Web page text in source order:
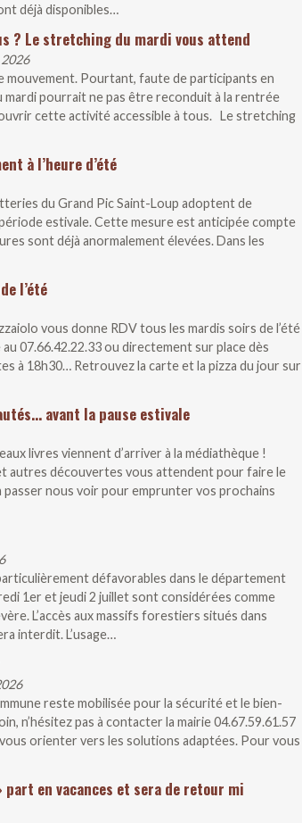
déjà disponibles…
? Le stretching du mardi vous attend
mouvement. Pourtant, faute de participants en
pourrait ne pas être reconduit à la rentrée
cette activité accessible à tous. Le stretching
à l’heure d’été
du Grand Pic Saint-Loup adoptent de
estivale. Cette mesure est anticipée compte
sont déjà anormalement élevées. Dans les
l’été
vous donne RDV tous les mardis soirs de l’été
07.66.42.22.33 ou directement sur place dès
à 18h30… Retrouvez la carte et la pizza du jour sur
avant la pause estivale
livres viennent d’arriver à la médiathèque !
autres découvertes vous attendent pour faire le
passer nous voir pour emprunter vos prochains
défavorables dans le département
1er et jeudi 2 juillet sont considérées comme
L’accès aux massifs forestiers situés dans
interdit. L’usage…
reste mobilisée pour la sécurité et le bien-
n’hésitez pas à contacter la mairie 04.67.59.61.57
orienter vers les solutions adaptées. Pour vous
en vacances et sera de retour mi